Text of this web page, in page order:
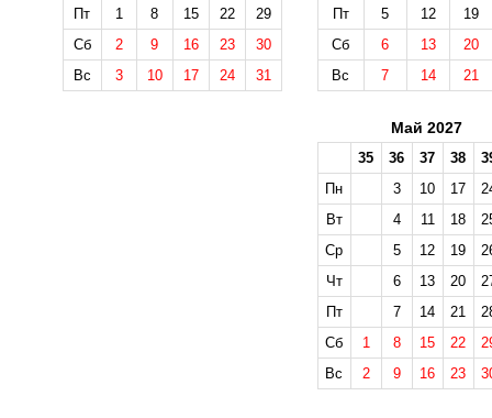
Пт
1 8 15 22
29
Сб
2 9 16 23
30
Вс
3 10 17 24 31
Пт
5 12
19
Сб
6 13
20
Вс
7 14 21
Май 2027
35 36 37 38
Пн
3 10 17
Вт
4 11 18
Ср
5 12 19
Чт
6 13 20
Пт
7 14 21
Сб
1 8 15 22
Вс
2 9 16 23